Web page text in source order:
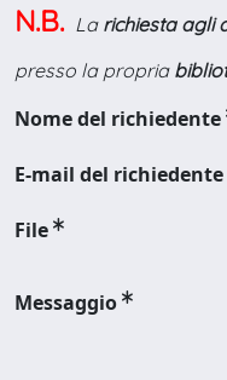
N.B. La richiesta agli
presso la propria
Nome del richiedente
E-mail del richiedente
File
Messaggio